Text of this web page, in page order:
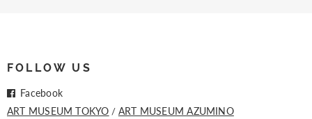
FOLLOW US
Facebook
ART MUSEUM TOKYO
ART MUSEUM AZUMINO